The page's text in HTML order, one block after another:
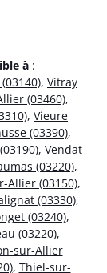
à :
, Vitray
(03460),
, Vieure
(03390),
, Vendat
(03220),
Allier (03150),
(03330),
(03240),
(03220),
sur-Allier
, Thiel-sur-